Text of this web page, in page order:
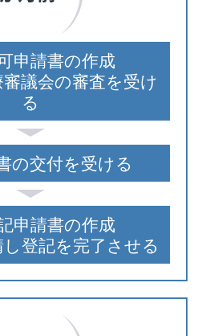
申請書の作成
議会の審査を受け
る
の交付を受ける
申請書の作成
登記を完了させる